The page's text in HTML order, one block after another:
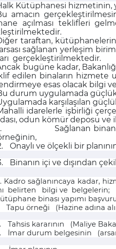
Kütüphanesi hizmetinin,
amacın
açılması teklifleri
taraftan,
sağlanan yerleşim
gerçekleştirilmektedir.
bugüne kadar,
edilen binaların hizmete
esas olacak bilgi
durum uygulamada
karşılaşılan
idarelerle işbirliği
odun kömür deposu ve
Sağlanan
Onaylı ve ölçekli bir
Binanın içi ve dışından
Kadro sağlanıncaya kadar,
belirten bilgi ve belgelerin;
binası yapımı
Tapu örneği (Hazine adına
Tahsis kararının (Maliye
İmar durum belgesinin